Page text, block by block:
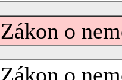
Zákon o
Zákon o